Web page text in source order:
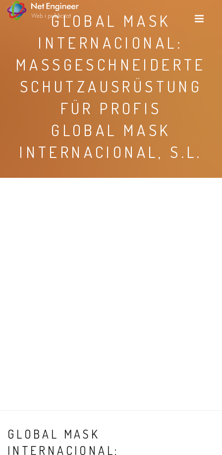
GLOBAL MASK
INTERNACIONAL:
MASSGESCHNEIDERTE S
CHUTZAUSRÜSTUNG F
ÜR PROFIS
GLOBAL MASK
INTERNACIONAL, S.L.
GLOBAL MASK
INTERNACIONAL: